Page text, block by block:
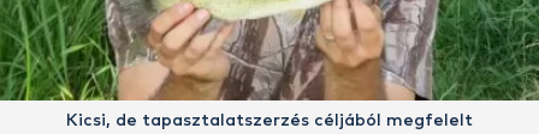
Kicsi, de tapasztalatszerzés céljából megfelelt